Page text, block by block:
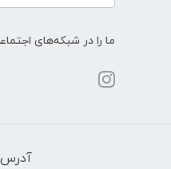
ما را در شبکه‌های
آدرس